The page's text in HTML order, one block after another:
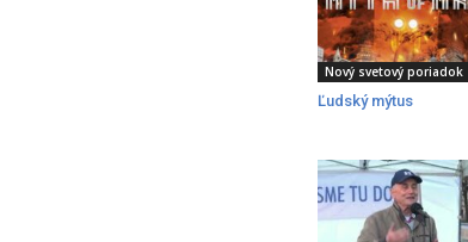
Nový svetový poriadok
Ľudský mýtus